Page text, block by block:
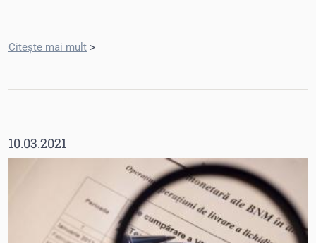
Citește mai mult >
10.03.2021